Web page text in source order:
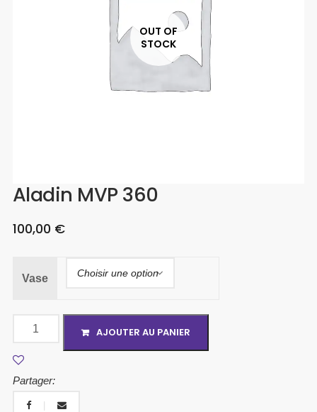
OUT OF
STOCK
Aladin MVP 360
100,00 €
Vase
AJOUTER AU PANIER
Partager: